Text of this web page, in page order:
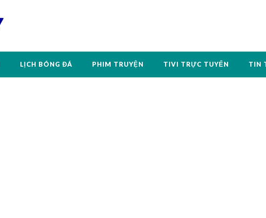
LỊCH BÓNG ĐÁ PHIM TRUYỆN TIVI TRỰC TUYẾN TIN